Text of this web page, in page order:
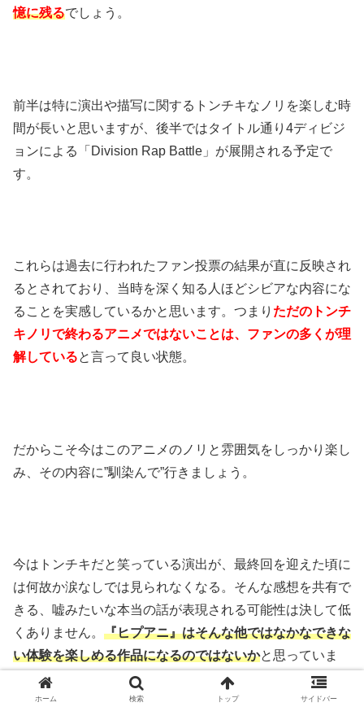
憶に残るでしょう。
前半は特に演出や描写に関するトンチキなノリを楽しむ時
間が長いと思いますが、後半ではタイトル通り4ディビジ
ョンによる「Division Rap Battle」が展開される予定で
す。
これらは過去に行われたファン投票の結果が直に反映され
るとされており、当時を深く知る人ほどシビアな内容にな
ることを実感しているかと思います。つまり ただのトンチ
キノリで終わるアニメではないことは、ファンの多くが理
解していると言って良い状態。
だからこそ今はこのアニメのノリと雰囲気をしっかり楽し
み、その内容に”馴染んで”行きましょう。
今はトンチキだと笑っている演出が、最終回を迎えた頃に
は何故か涙なしでは見られなくなる。そんな感想を共有で
きる、嘘みたいな本当の話が表現される可能性は決して低
くありません。 『ヒプアニ』はそんな他ではなかなできな
い体験を楽しめる作品になるのではないかと思っていま
ホーム 検索 トップ サイドバー